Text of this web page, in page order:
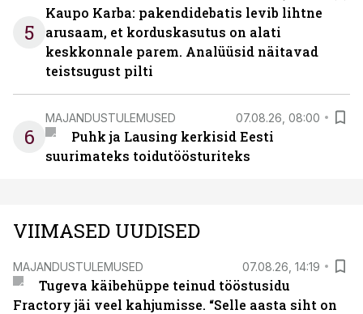
5
Kaupo Karba: pakendidebatis levib lihtne
arusaam, et korduskasutus on alati
keskkonnale parem. Analüüsid näitavad
teistsugust pilti
6
MAJANDUSTULEMUSED 07.08.26, 08:00
Puhk ja Lausing kerkisid Eesti
suurimateks toidutöösturiteks
VIIMASED UUDISED
MAJANDUSTULEMUSED 07.08.26, 14:19
Tugeva käibehüppe teinud tööstusidu
Fractory jäi veel kahjumisse. “Selle aasta siht on